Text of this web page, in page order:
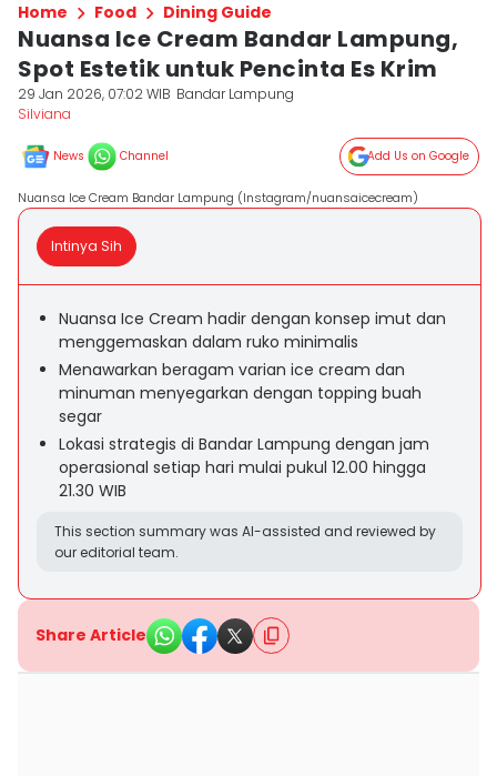
Home Food Dining Guide
Nuansa Ice Cream Bandar Lampung,
Spot Estetik untuk Pencinta Es Krim
29 Jan 2026, 07:02 WIB Bandar Lampung
Silviana
News Channel Add Us on Google
Nuansa Ice Cream Bandar Lampung (Instagram/nuansaicecream)
Intinya Sih
Nuansa Ice Cream hadir dengan konsep imut dan
menggemaskan dalam ruko minimalis
Menawarkan beragam varian ice cream dan
minuman menyegarkan dengan topping buah
segar
Lokasi strategis di Bandar Lampung dengan jam
operasional setiap hari mulai pukul 12.00 hingga
21.30 WIB
This section summary was AI-assisted and reviewed by
our editorial team.
Share Article